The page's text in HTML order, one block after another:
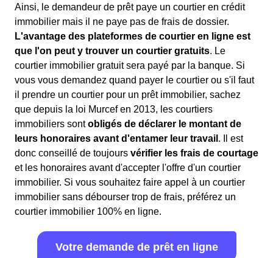
Ainsi, le demandeur de prêt paye un courtier en crédit
immobilier mais il ne paye pas de frais de dossier.
L'avantage des plateformes de courtier en ligne est
que l'on peut y trouver un courtier gratuits. Le
courtier immobilier gratuit sera payé par la banque. Si
vous vous demandez quand payer le courtier ou s'il faut
il prendre un courtier pour un prêt immobilier, sachez
que depuis la loi Murcef en 2013, les courtiers
immobiliers sontobligés de déclarer le montant de
leurs honoraires avant d'entamer leur travail . Il est
donc conseillé de toujours vérifier les frais de courtage
et les honoraires avant d'accepter l'offre d'un courtier
immobilier. Si vous souhaitez faire appel à un courtier
immobilier sans débourser trop de frais, préférez un
courtier immobilier 100% en ligne.
Votre demande de prêt en ligne